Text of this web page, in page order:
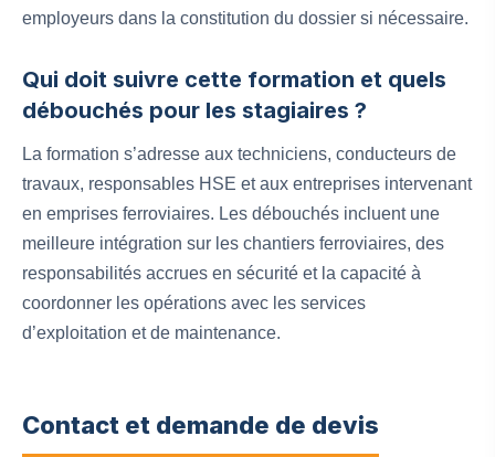
employeurs dans la constitution du dossier si nécessaire.
Qui doit suivre cette formation et quels
débouchés pour les stagiaires ?
La formation s’adresse aux techniciens, conducteurs de
travaux, responsables HSE et aux entreprises intervenant
en emprises ferroviaires. Les débouchés incluent une
meilleure intégration sur les chantiers ferroviaires, des
responsabilités accrues en sécurité et la capacité à
coordonner les opérations avec les services
d’exploitation et de maintenance.
Contact et demande de devis